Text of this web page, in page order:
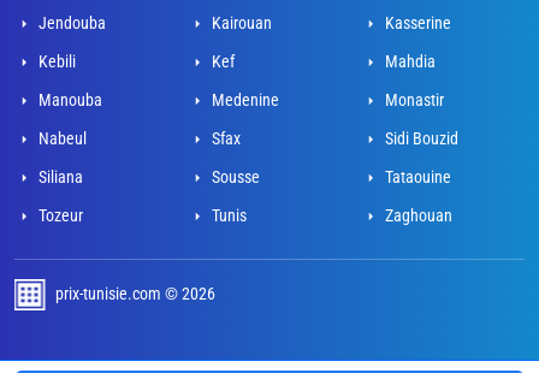
Jendouba
Kairouan
Kasserine
Kebili
Kef
Mahdia
Manouba
Medenine
Monastir
Nabeul
Sfax
Sidi Bouzid
Siliana
Sousse
Tataouine
Tozeur
Tunis Zaghouan
prix-tunisie.com © 2026